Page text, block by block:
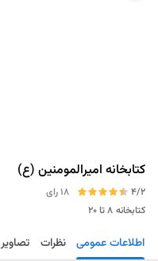
کتابخانه امیرالمومنین (ع)
4/2
18 رای
کتابخانه ۸ تا ۲۰
مسیریابی ذخیره اطلاعات عمومی نظرات تصاویر